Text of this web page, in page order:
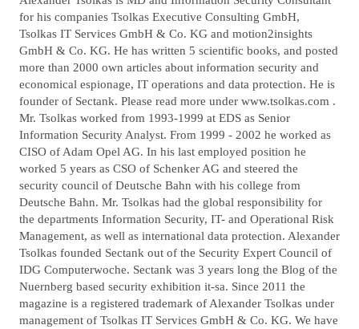
T
O
R
for his companies Tsolkas Executive Consulting GmbH,
Tsolkas IT Services GmbH & Co. KG and motion2insights
GmbH & Co. KG. He has written 5 scientific books, and posted
more than 2000 own articles about information security and
economical espionage, IT operations and data protection. He is
founder of Sectank. Please read more under www.tsolkas.com .
Mr. Tsolkas worked from 1993-1999 at EDS as Senior
Information Security Analyst. From 1999 - 2002 he worked as
CISO of Adam Opel AG. In his last employed position he
worked 5 years as CSO of Schenker AG and steered the
security council of Deutsche Bahn with his college from
Deutsche Bahn. Mr. Tsolkas had the global responsibility for
the departments Information Security, IT- and Operational Risk
Management, as well as international data protection. Alexander
Tsolkas founded Sectank out of the Security Expert Council of
IDG Computerwoche. Sectank was 3 years long the Blog of the
Nuernberg based security exhibition it-sa. Since 2011 the
magazine is a registered trademark of Alexander Tsolkas under
management of Tsolkas IT Services GmbH & Co. KG. We have